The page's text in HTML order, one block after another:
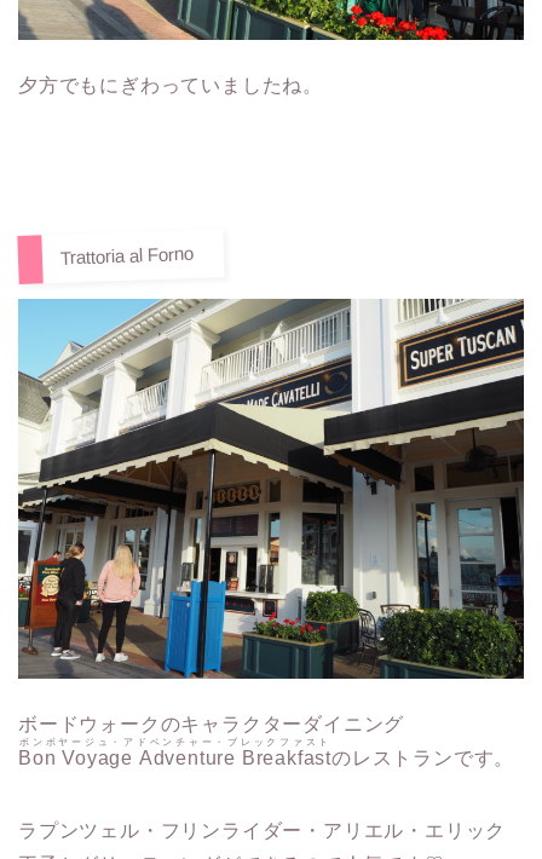
夕方でもにぎわっていましたね。
Trattoria al Forno
ボードウォークのキャラクターダイニング
Bon Voyage Adventure Breakfast
ボンボヤージュ・アドベンチャー・ブレックファスト
のレストランです。
ラプンツェル・フリンライダー・アリエル・エリック